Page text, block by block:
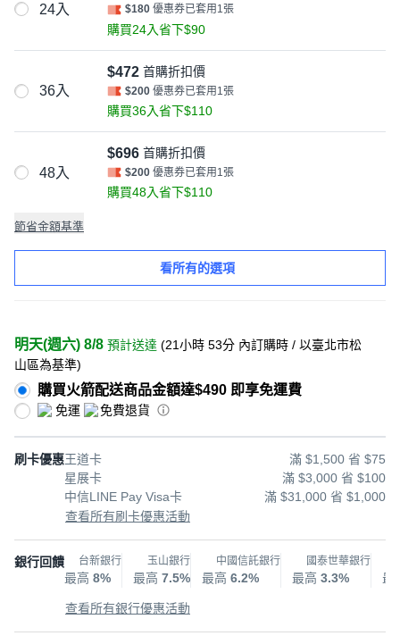
24入 $180 優惠券已套用1張
購買24入省下$90
36入
$472 首購折扣價
$200 優惠券已套用1張
購買36入省下$110
48入
$696 首購折扣價
$200 優惠券已套用1張
購買48入省下$110
節省金額基準
看所有的選項
明天(週六) 8/8 預計送達 (21小時 53分 內訂購時 / 以臺北市松
山區為基準)
購買火箭配送商品金額達$490 即享免運費
免運 免費退貨
刷卡優惠王道卡
滿 $1,500 省 $75
星展卡
滿 $3,000 省 $100
中信LINE Pay Visa卡
滿 $31,000 省 $1,000
查看所有刷卡優惠活動
銀行回饋 台新銀行
最高 8%
玉山銀行
最高 7.5%
中國信託銀行
最高 6.2%
國泰世華銀行
最高 3.3% 最
查看所有銀行優惠活動